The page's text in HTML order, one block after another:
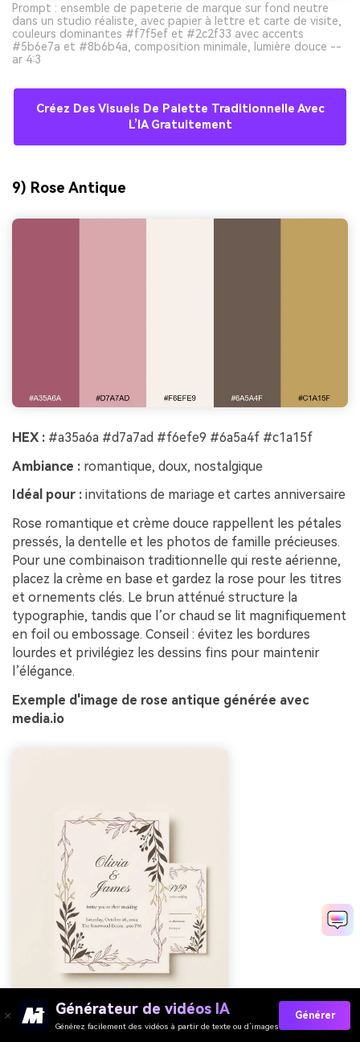
Prompt : ensemble de papeterie de marque sur fond neutre
dans un studio réaliste, avec papier à lettre et carte de visite,
couleurs dominantes #f7f5ef et #2c2f33 avec accents
#5b6e7a et #8b6b4a, composition minimale, lumière douce --
ar 4:3
Créez Des Visuels De Palette Traditionnelle Avec
L’IA Gratuitement
9) Rose Antique
HEX : #a35a6a #d7a7ad #f6efe9 #6a5a4f #c1a15f
Ambiance : romantique, doux, nostalgique
Idéal pour : invitations de mariage et cartes anniversaire
Rose romantique et crème douce rappellent les pétales
pressés, la dentelle et les photos de famille précieuses.
Pour une combinaison traditionnelle qui reste aérienne,
placez la crème en base et gardez la rose pour les titres
et ornements clés. Le brun atténué structure la
typographie, tandis que l’or chaud se lit magnifiquement
en foil ou embossage. Conseil : évitez les bordures
lourdes et privilégiez les dessins fins pour maintenir
l’élégance.
Exemple d'image de rose antique générée avec
media.io
Générateur de vidéos IA
Générez facilement des vidéos à partir de texte ou d’images
Générer